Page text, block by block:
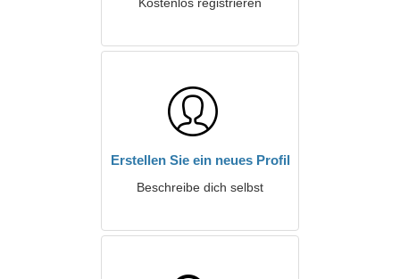
Erstellen Sie ein neues Profil
Beschreibe dich selbst